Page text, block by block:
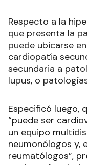
Respecto a la
que presenta la
puede ubicarse
cardiopatía
secundaria a
lupus, o
Especificó luego,
“puede ser
un equipo
neumonólogos y,
reumatólogos”,